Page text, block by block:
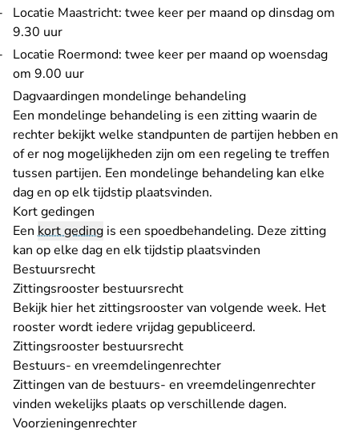
Locatie Maastricht: twee keer per maand op dinsdag om
9.30 uur
Locatie Roermond: twee keer per maand op woensdag
om 9.00 uur
Dagvaardingen mondelinge behandeling
Een mondelinge behandeling is een zitting waarin de
rechter bekijkt welke standpunten de partijen hebben en
of er nog mogelijkheden zijn om een regeling te treffen
tussen partijen. Een mondelinge behandeling kan elke
dag en op elk tijdstip plaatsvinden.
Kort gedingen
Een kort geding is een spoedbehandeling. Deze zitting
kan op elke dag en elk tijdstip plaatsvinden
Bestuursrecht
Zittingsrooster bestuursrecht
Bekijk hier het zittingsrooster van volgende week. Het
rooster wordt iedere vrijdag gepubliceerd.
Zittingsrooster bestuursrecht
Bestuurs- en vreemdelingenrechter
Zittingen van de bestuurs- en vreemdelingenrechter
vinden wekelijks plaats op verschillende dagen.
Voorzieningenrechter